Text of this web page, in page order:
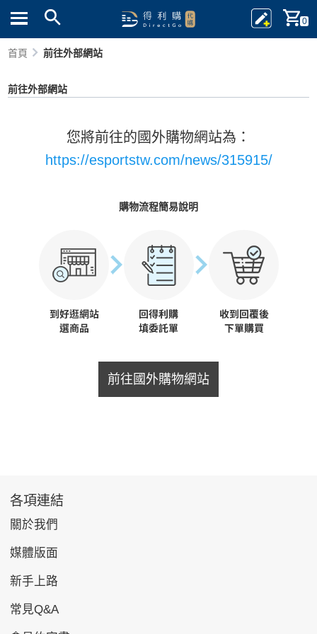
0
首頁 前往外部網站
前往外部網站
您將前往的國外購物網站為：
https://esportstw.com/news/315915/
購物流程簡易說明
前往國外購物網站
各項連結
關於我們
媒體版面
新手上路
常見Q&A